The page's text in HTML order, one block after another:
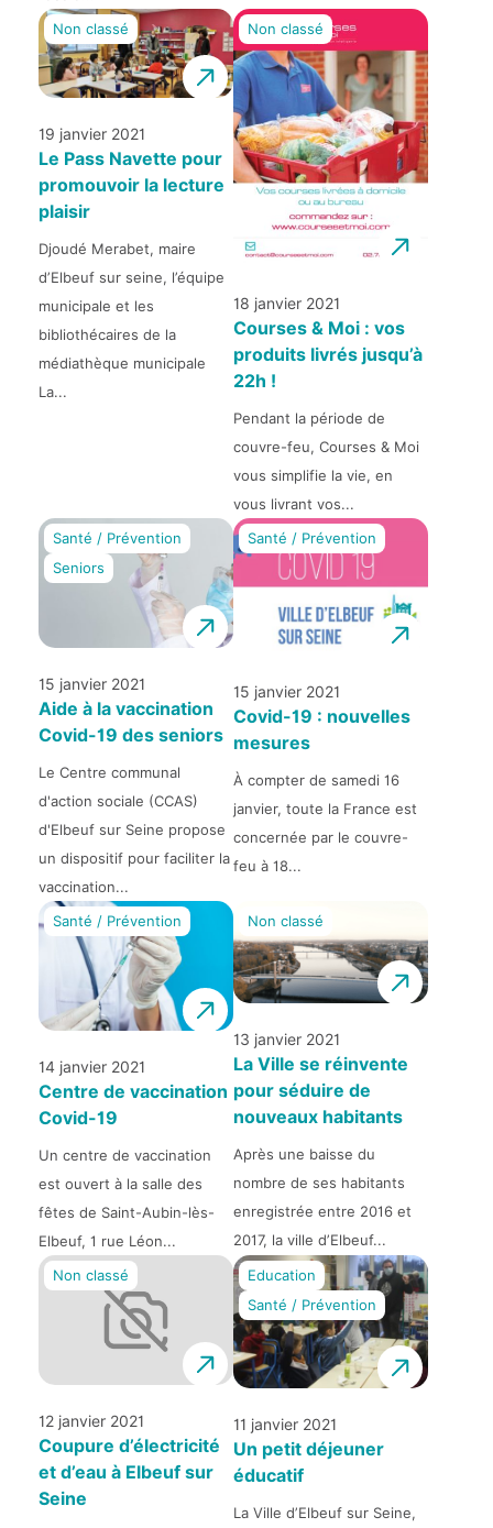
Non classé
19 janvier 2021
Le Pass Navette pour
promouvoir la lecture
plaisir
Djoudé Merabet, maire
d’Elbeuf sur seine, l’équipe
municipale et les
bibliothécaires de la
médiathèque municipale
La...
Non classé
18 janvier 2021
Courses & Moi : vos
produits livrés jusqu’à
22h !
Pendant la période de
couvre-feu, Courses & Moi
vous simplifie la vie, en
vous livrant vos...
Santé / Prévention
Seniors
15 janvier 2021
Aide à la vaccination
Covid-19 des seniors
Le Centre communal
d'action sociale (CCAS)
d'Elbeuf sur Seine propose
un dispositif pour faciliter la
vaccination...
Santé / Prévention
15 janvier 2021
Covid-19 : nouvelles
mesures
À compter de samedi 16
janvier, toute la France est
concernée par le couvre-
feu à 18...
Santé / Prévention
14 janvier 2021
Centre de vaccination
Covid-19
Un centre de vaccination
est ouvert à la salle des
fêtes de Saint-Aubin-lès-
Elbeuf, 1 rue Léon...
Non classé
13 janvier 2021
La Ville se réinvente
pour séduire de
nouveaux habitants
Après une baisse du
nombre de ses habitants
enregistrée entre 2016 et
2017, la ville d’Elbeuf...
Non classé
12 janvier 2021
Coupure d’électricité
et d’eau à Elbeuf sur
Seine
Education
Santé / Prévention
11 janvier 2021
Un petit déjeuner
éducatif
La Ville d’Elbeuf sur Seine,